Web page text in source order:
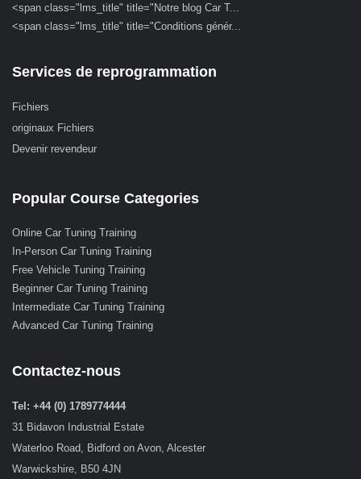
<span class="lms_title" title="Notre blog Car T...
<span class="lms_title" title="Conditions génér...
Services de reprogrammation
Fichiers
originaux Fichiers
Devenir revendeur
Popular Course Categories
Online Car Tuning Training
In-Person Car Tuning Training
Free Vehicle Tuning Training
Beginner Car Tuning Training
Intermediate Car Tuning Training
Advanced Car Tuning Training
Contactez-nous
Tel: +44 (0) 1789774444
31 Bidavon Industrial Estate
Waterloo Road, Bidford on Avon, Alcester
Warwickshire, B50 4JN